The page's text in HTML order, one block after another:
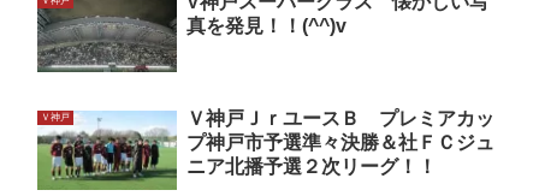
真を発見！！(^^)v
Ｖ神戸
Ｖ神戸ＪｒユースＢ プレミアカッ
プ神戸市予選準々決勝＆社ＦＣジュ
ニア北播予選２次リーグ！！